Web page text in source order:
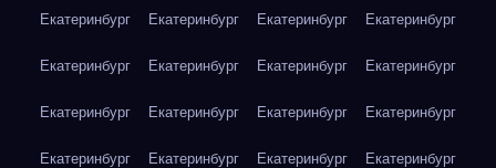
Екатеринбург Екатеринбург Екатеринбург Екатеринбург
Екатеринбург Екатеринбург Екатеринбург Екатеринбург
Екатеринбург Екатеринбург Екатеринбург Екатеринбург
Екатеринбург Екатеринбург Екатеринбург Екатеринбург